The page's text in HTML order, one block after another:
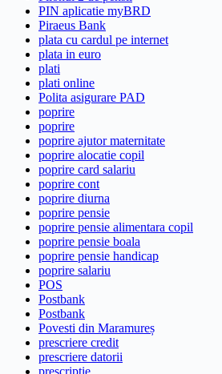
PIN aplicatie myBRD
Piraeus Bank
plata cu cardul pe internet
plata in euro
plati
plati online
Polita asigurare PAD
poprire
poprire
poprire ajutor maternitate
poprire alocatie copil
poprire card salariu
poprire cont
poprire diurna
poprire pensie
poprire pensie alimentara copil
poprire pensie boala
poprire pensie handicap
poprire salariu
POS
Postbank
Postbank
Povesti din Maramureș
prescriere credit
prescriere datorii